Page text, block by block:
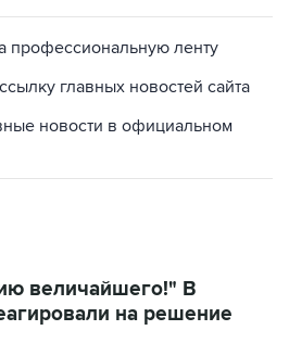
профессиональную ленту
главных новостей сайта
новости в официальном
величайшего!" В
на решение